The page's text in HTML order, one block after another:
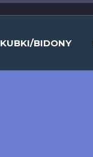
KUBKI/BIDONY